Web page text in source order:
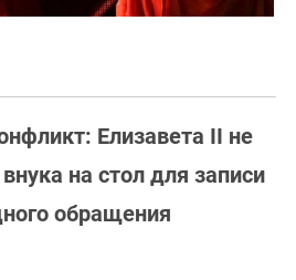
Елизавета II не
на стол для записи
обращения